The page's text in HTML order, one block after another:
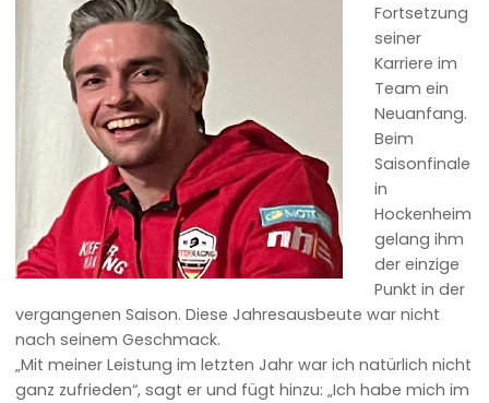
Fortsetzung
seiner
Karriere im
Team ein
Neuanfang.
Beim
Saisonfinale
in
Hockenheim
gelang ihm
der einzige
Punkt in der
vergangenen Saison. Diese Jahresausbeute war nicht
nach seinem Geschmack.
„Mit meiner Leistung im letzten Jahr war ich natürlich nicht
ganz zufrieden“, sagt er und fügt hinzu: „Ich habe mich im